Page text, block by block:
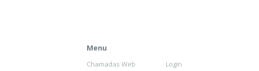
Menu
Chamadas Web
Login